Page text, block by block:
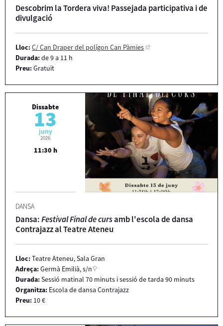
Descobrim la Tordera viva! Passejada participativa i de
divulgació
Lloc:C/ Can Draper del polígon Can Pàmies
Durada:de 9 a 11 h
Preu:Gratuït
Dissabte
13
juny
2026
11:30 h
DANSA
Dansa:Festival Final de cursamb l'escola de dansa
Contrajazz al Teatre Ateneu
Lloc:Teatre Ateneu, Sala Gran
Adreça:Germà Emilià, s/n
Durada:Sessió matinal 70 minuts i sessió de tarda 90 minuts
Organitza: Escola de dansa Contrajazz
Preu: 10 €